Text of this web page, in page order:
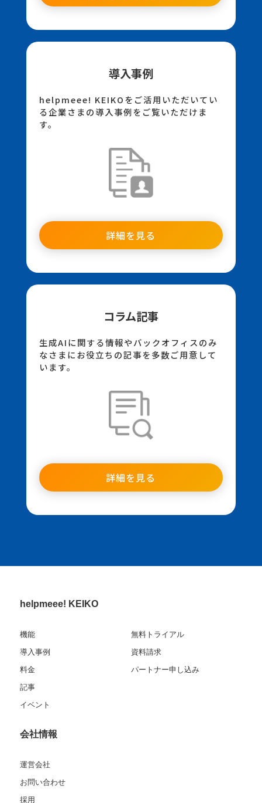
導入事例
helpmeee! KEIKOをご活用いただいてい
る企業さまの導入事例をご覧いただけま
す。
詳細を見る
コラム記事
生成AIに関する情報やバックオフィスのみ
なさまにお役立ちの記事を多数ご用意して
います。
詳細を見る
helpmeee! KEIKO
機能
導入事例
料金
記事
イベント
無料トライアル
資料請求
パートナー申し込み
会社情報
運営会社
お問い合わせ
採用